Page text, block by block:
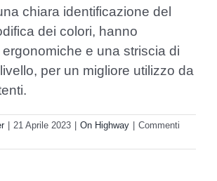
chiara identificazione del
dei colori, hanno
e una striscia di
per un migliore utilizzo da
| 21 Aprile 2023 | On Highway | Commenti